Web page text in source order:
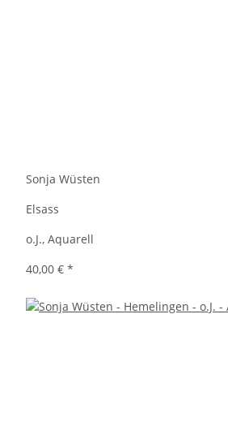
Sonja Wüsten
Elsass
o.J., Aquarell
40,00 € *